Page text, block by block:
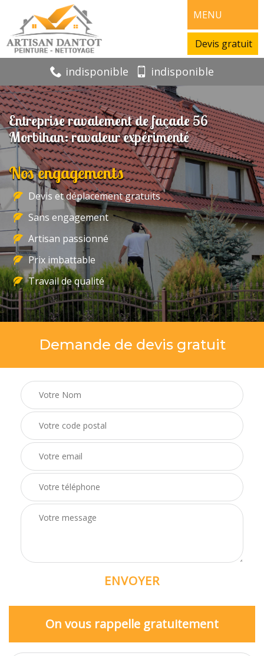
MENU
Devis gratuit
indisponible indisponible
Entreprise ravalement de façade 56
Morbihan: ravaleur expérimenté
Nos engagements
Devis et déplacement gratuits
Sans engagement
Artisan passionné
Prix imbattable
Travail de qualité
Demande de devis gratuit
On vous rappelle gratuitement